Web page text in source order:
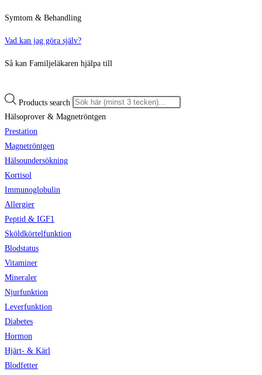
Symtom & Behandling
Vad kan jag göra själv?
Så kan Familjeläkaren hjälpa till
Products search
Hälsoprover & Magnetröntgen
Prestation
Magnetröntgen
Hälsoundersökning
Kortisol
Immunoglobulin
Allergier
Peptid & IGF1
Sköldkörtelfunktion
Blodstatus
Vitaminer
Mineraler
Njurfunktion
Leverfunktion
Diabetes
Hormon
Hjärt- & Kärl
Blodfetter